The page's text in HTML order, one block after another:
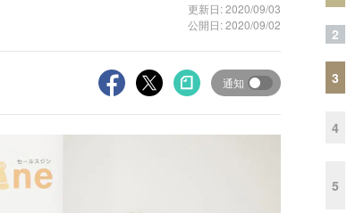
更新日: 2020/09/03
公開日: 2020/09/02
通知
2
3
4
5